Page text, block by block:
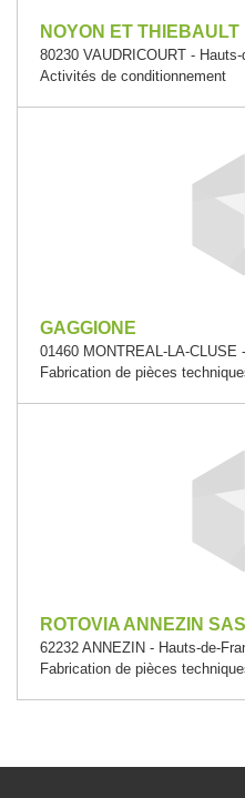
NOYON ET THIEBAULT
80230 VAUDRICOURT -
Activités de conditionnement
GAGGIONE
01460 MONTREAL-LA-CLUSE
Fabrication de pièces
ROTOVIA ANNEZIN SAS
62232 ANNEZIN - Hauts-de-
Fabrication de pièces